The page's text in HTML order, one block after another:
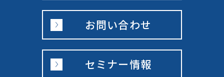
お問い合わせ
セミナー情報